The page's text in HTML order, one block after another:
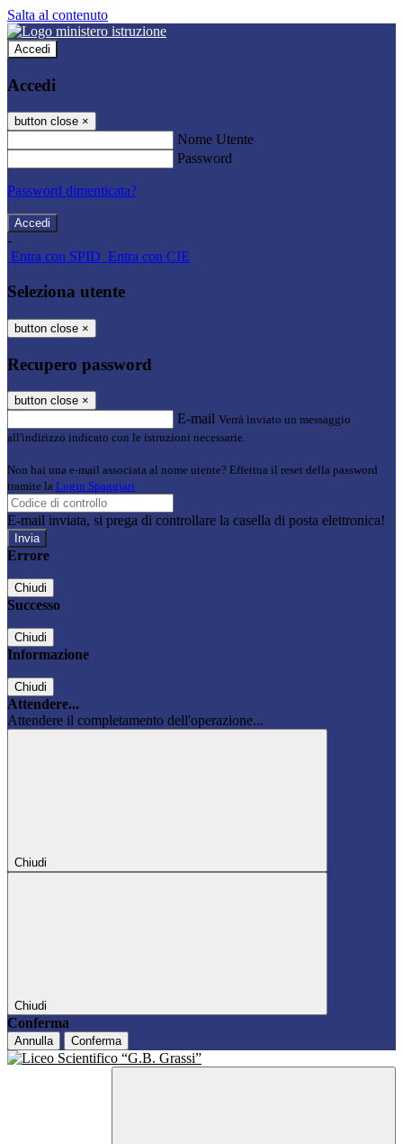
Salta al contenuto
Accedi
Accedi
button close ×
Nome Utente
Password
Password dimenticata?
-
Entra con SPID Entra con CIE
Seleziona utente
button close ×
Recupero password
button close ×
E-mail Verrà inviato un messaggio
all'indirizzo indicato con le istruzioni necessarie.
Non hai una e-mail associata al nome utente? Effettua il reset della password
tramite la Login Spaggiari
E-mail inviata, si prega di controllare la casella di posta elettronica!
Errore
Chiudi
Successo
Chiudi
Informazione
Chiudi
Attendere...
Attendere il completamento dell'operazione...
Chiudi
Chiudi
Conferma
Annulla Conferma